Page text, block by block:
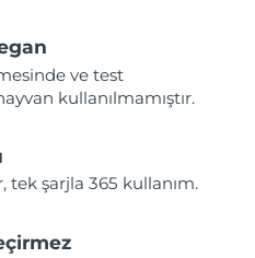
ve test
kullanılmamıştır.
tek şarjla 365 kullanım.